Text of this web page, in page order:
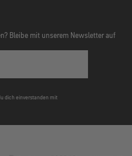
Bleibe mit unserem Newsletter auf
dich einverstanden mit